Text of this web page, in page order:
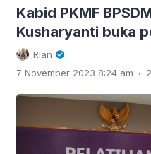
Kabid PKMF
Kusharyanti buka
Rian
7 November 2023 8:24 am .